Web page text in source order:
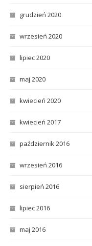
grudzień 2020
wrzesień 2020
lipiec 2020
maj 2020
kwiecień 2020
kwiecień 2017
październik 2016
wrzesień 2016
sierpień 2016
lipiec 2016
maj 2016